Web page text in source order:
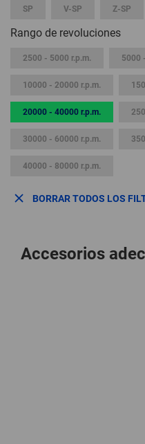
SP V-SP Z-SP
Rango de revoluciones
2500 - 5000 r.p.m.
10000 - 20000 r.p.m.
20000 - 40000 r.p.m.
30000 - 60000 r.p.m.
40000 - 80000 r.p.m.
BORRAR TODOS LOS
Accesorios